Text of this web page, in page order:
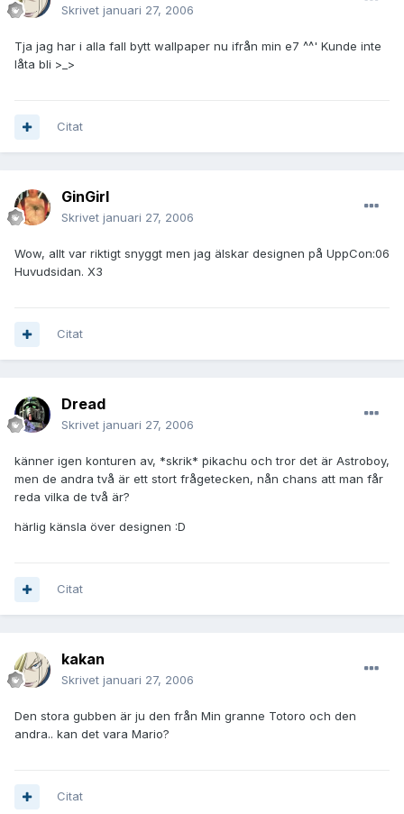
Skrivet januari 27, 2006
Tja jag har i alla fall bytt wallpaper nu ifrån min e7 ^^' Kunde inte
låta bli >_>
Citat
GinGirl
Skrivet januari 27, 2006
Wow, allt var riktigt snyggt men jag älskar designen på UppCon:06
Huvudsidan. X3
Citat
Dread
Skrivet januari 27, 2006
känner igen konturen av, *skrik* pikachu och tror det är Astroboy,
men de andra två är ett stort frågetecken, nån chans att man får
reda vilka de två är?
härlig känsla över designen :D
Citat
kakan
Skrivet januari 27, 2006
Den stora gubben är ju den från Min granne Totoro och den
andra.. kan det vara Mario?
Citat